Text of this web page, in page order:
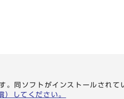
同ソフトがインストールされて
してください。